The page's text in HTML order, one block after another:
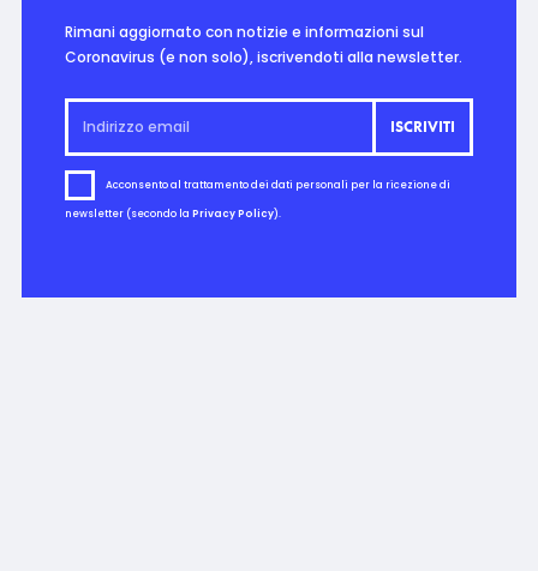
Rimani aggiornato con notizie e informazioni sul
Coronavirus (e non solo), iscrivendoti alla newsletter.
Acconsento al trattamento dei dati personali per la ricezione di
newsletter (secondo la Privacy Policy).